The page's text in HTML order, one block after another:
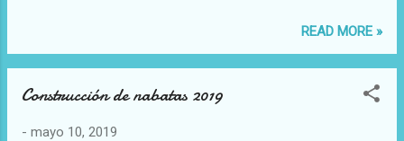
este sábado. De cara al domingo esperan
que salga el sol y así anime al público. Más
desde las orillas las evoluciones de las
READ MORE »
Construcción de nabatas 2019
- mayo 10, 2019